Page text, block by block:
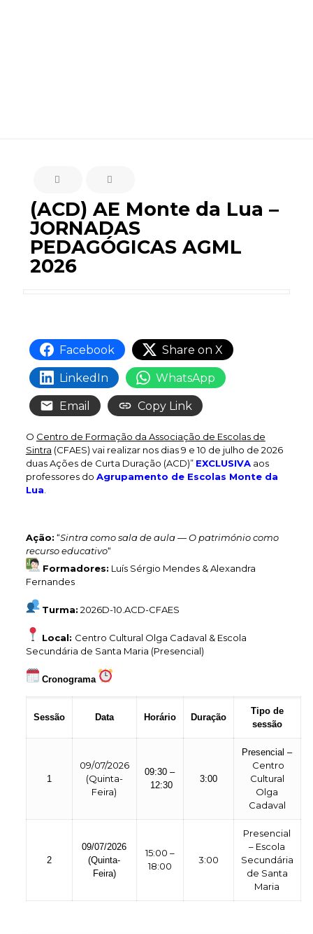
(ACD) AE Monte da Lua –
JORNADAS
PEDAGÓGICAS AGML
2026
Facebook Share on X
LinkedIn WhatsApp
Email Copy Link
O Centro de Formação da Associação de Escolas de
Sintra (CFAES) vai realizar nos dias 9 e 10 de julho de 2026
duas Ações de Curta Duração (ACD)” EXCLUSIVAaos
professores do Agrupamento de Escolas Monte da
Lua
Ação: “Sintra como sala de aula — O património como
recurso educativo“
Formadores: Luís Sérgio Mendes & Alexandra
Fernandes
Turma: 2026D-10.ACD-CFAES
Local: Centro Cultural Olga Cadaval & Escola
Secundária de Santa Maria (Presencial)
Cronograma
Sessão Data Horário Duração
Tipo de
sessão
1
09/07/2026
(Quinta-
Feira)
09:30 –
12:30
3:00
Presencial –
Centro
Cultural
Olga
Cadaval
2
09/07/2026
(Quinta-
Feira)
15:00 –
18:00
3:00
Presencial
– Escola
Secundária
de Santa
Maria